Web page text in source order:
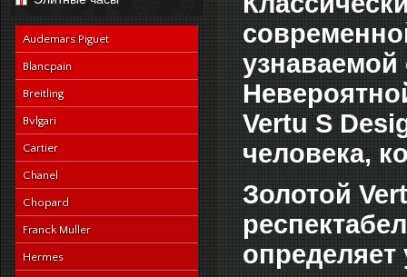
Audemars Piguet
Blancpain
Breitling
Bvlgari
Cartier
Chanel
Chopard
Franck Muller
Hermes
узнаваемой
Vertu S
человека,
Золотой
определяет